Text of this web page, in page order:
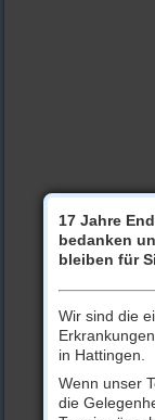
17 Jahre
bedanken
bleiben für
Wir sind die
in Hattingen.
Wenn unser
die